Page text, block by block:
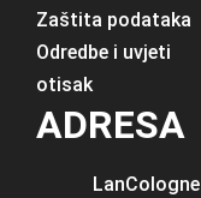
Zaštita podataka
Odredbe i uvjeti
otisak
ADRESA
LanCologne